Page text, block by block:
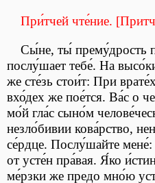
При́тчей чте́ние.
Сы́не, ты́ прему́дрость
послу́шает тебе́. На
же сте́зь стои́т: При
вхо́дех же пое́тся. Ва́с о
мо́й гла́с сыно́м
незло́бивии кова́рство,
се́рдце. Послу́шайте мене́:
от усте́н пра́вая. Я́ко
ме́рзки же предо мно́ю